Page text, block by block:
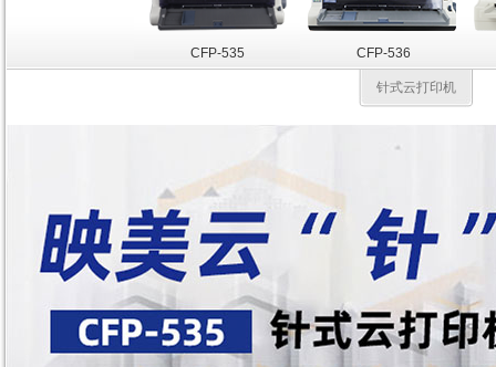
CFP-535 CFP-536
针式云打印机